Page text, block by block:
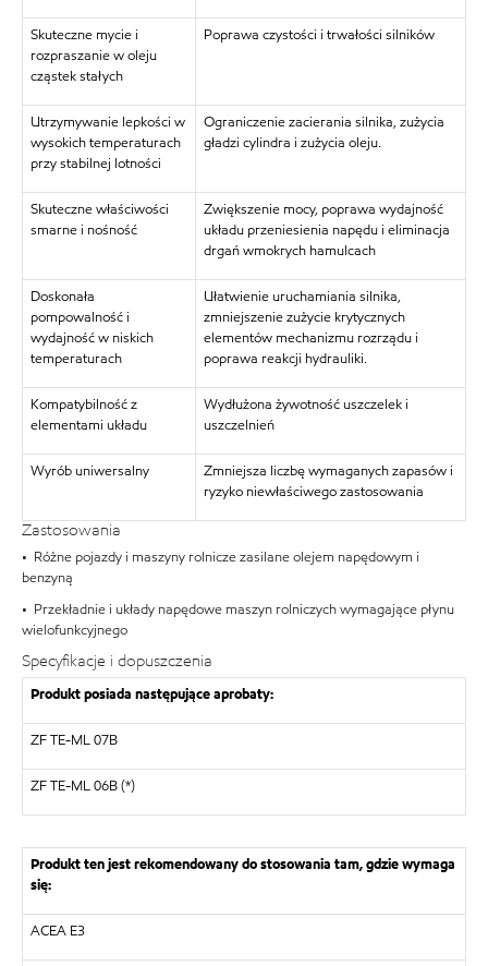
Skuteczne mycie i
rozpraszanie w oleju
cząstek stałych
Poprawa czystości i trwałości silników
Utrzymywanie lepkości w
wysokich temperaturach
przy stabilnej lotności
Ograniczenie zacierania silnika, zużycia
gładzi cylindra i zużycia oleju.
Skuteczne właściwości
smarne i nośność
Zwiększenie mocy, poprawa wydajność
układu przeniesienia napędu i eliminacja
drgań wmokrych hamulcach
Doskonała
pompowalność i
wydajność w niskich
temperaturach
Ułatwienie uruchamiania silnika,
zmniejszenie zużycie krytycznych
elementów mechanizmu rozrządu i
poprawa reakcji hydrauliki.
Kompatybilność z
elementami układu
Wydłużona żywotność uszczelek i
uszczelnień
Wyrób uniwersalny
Zmniejsza liczbę wymaganych zapasów i
ryzyko niewłaściwego zastosowania
Zastosowania
• Różne pojazdy i maszyny rolnicze zasilane olejem napędowym i
benzyną
• Przekładnie i układy napędowe maszyn rolniczych wymagające płynu
wielofunkcyjnego
Specyfikacje i dopuszczenia
Produkt posiada następujące aprobaty:
ZF TE-ML 07B
ZF TE-ML 06B (*)
Produkt ten jest rekomendowany do stosowania tam, gdzie wymaga
się:
ACEA E3